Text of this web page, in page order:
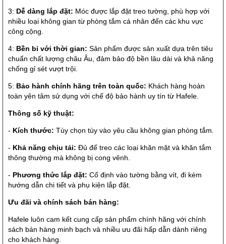
3: Dễ dàng lắp đặt: Móc được lắp đặt treo tường, phù hợp với
nhiều loại không gian từ phòng tắm cá nhân đến các khu vực
công cộng.
4: Bền bỉ với thời gian: Sản phẩm được sản xuất dựa trên tiêu
chuẩn chất lượng châu Âu, đảm bảo độ bền lâu dài và khả năng
chống gỉ sét vượt trội.
5: Bảo hành chính hãng trên toàn quốc: Khách hàng hoàn
toàn yên tâm sử dụng với chế độ bảo hành uy tín từ Hafele.
Thông số kỹ thuật:
- Kích thước: Tùy chọn tùy vào yêu cầu không gian phòng tắm.
- Khả năng chịu tải: Đủ để treo các loại khăn mặt và khăn tắm
thông thường mà không bị cong vênh.
- Phương thức lắp đặt: Cố định vào tường bằng vít, đi kèm
hướng dẫn chi tiết và phụ kiện lắp đặt.
Ưu đãi và chính sách bán hàng:
Hafele luôn cam kết cung cấp sản phẩm chính hãng với chính
sách bán hàng minh bạch và nhiều ưu đãi hấp dẫn dành riêng
cho khách hàng.